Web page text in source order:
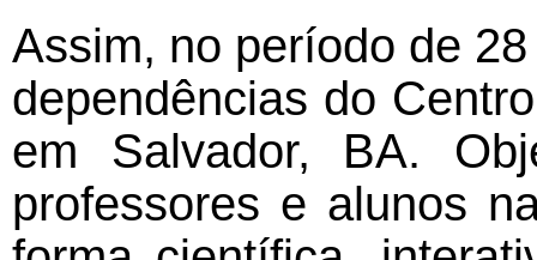
Assim, no período de
dependências do
em Salvador, BA.
professores e alunos